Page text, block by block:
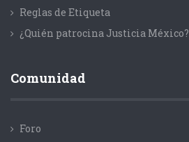
Reglas de Etiqueta
¿Quién patrocina Justicia México?
Comunidad
Foro